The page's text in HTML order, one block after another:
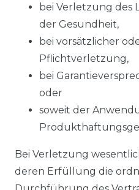
bei Verletzung des
der Gesundheit,
bei vorsätzlicher
Pflichtverletzung,
bei
oder
soweit der
Bei Verletzung
deren Erfüllung die